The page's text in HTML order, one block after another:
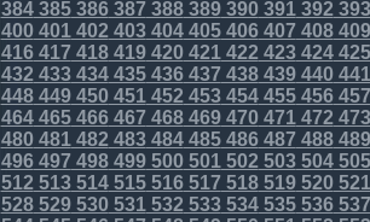
384385386387 388389390391392 393
400401402 403404405406407 408409
416417 418419420421422 423424425
432 433434435436437 438439440441
448449450451452 453454455456457
464465466467 468469470471472 473
480481482 483484485486487 488489
496497 498499500501502 503504505
512 513514515516517 518519520521
528529530531532 533534535536537